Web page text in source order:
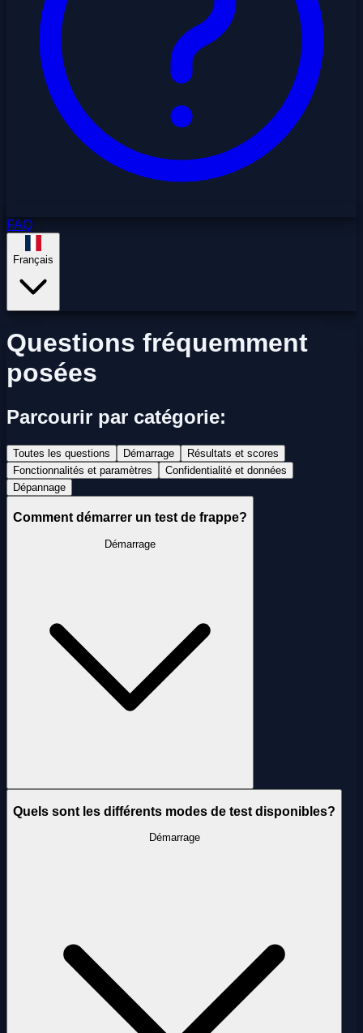
FAQ
Français
Questions fréquemment
posées
Parcourir par catégorie:
Toutes les questions Démarrage
Résultats et scores
Fonctionnalités et paramètres
Confidentialité et données
Dépannage
Comment démarrer un test de frappe?
Démarrage
Quels sont les différents modes de test disponibles?
Démarrage